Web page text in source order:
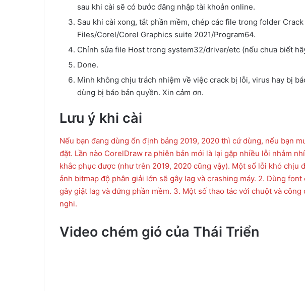
sau khi cài sẽ có bước đăng nhập tài khoản online.
Sau khi cài xong, tắt phần mềm, chép các file trong folder
Files/Corel/Corel Graphics suite 2021/Program64.
Chỉnh sửa file Host trong system32/driver/etc (nếu chưa biết
Done.
Mình không chịu trách nhiệm về việc crack bị lỗi, virus hay bị
dùng bị báo bản quyền. Xin cảm ơn.
Lưu ý khi cài
Nếu bạn đang dùng ổn định bảng 2019, 2020 thì cứ dùng, nếu bạn
đặt. Lần nào CorelDraw ra phiên bản mới là lại gặp nhiều lỗi nhảm
khắc phục được (như trên 2019, 2020 cũng vậy). Một số lỗi khó chịu
ảnh bitmap độ phân giải lớn sẽ gây lag và crashing máy. 2. Dùng
gây giật lag và đứng phần mềm. 3. Một số thao tác với chuột và
nghi.
Video chém gió của Thái Triển